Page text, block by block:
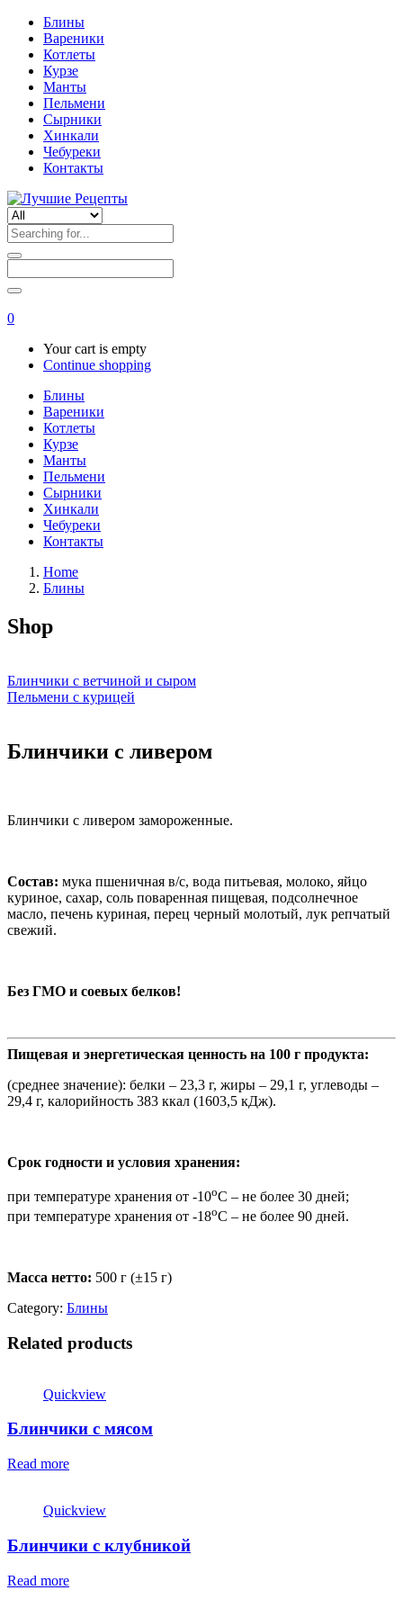
Блины
Вареники
Котлеты
Курзе
Манты
Пельмени
Сырники
Хинкали
Чебуреки
Контакты
0
Your cart is empty
Continue shopping
Блины
Вареники
Котлеты
Курзе
Манты
Пельмени
Сырники
Хинкали
Чебуреки
Контакты
Home
Блины
Shop
Блинчики с ветчиной и сыром
Пельмени с курицей
Блинчики с ливером
Блинчики с ливером замороженные.
Состав: мука пшеничная в/с, вода питьевая, молоко, яйцо
куриное, сахар, соль поваренная пищевая, подсолнечное
масло, печень куриная, перец черный молотый, лук репчатый
свежий.
Без ГМО и соевых белков!
Пищевая и энергетическая ценность на 100 г продукта:
(среднее значение): белки – 23,3 г, жиры – 29,1 г, углеводы –
29,4 г, калорийность 383 ккал (1603,5 кДж).
Срок годности и условия хранения:
при температуре хранения от -10оС – не более 30 дней;
при температуре хранения от -18оС – не более 90 дней.
Масса нетто: 500 г (±15 г)
Category: Блины
Related products
Quickview
Блинчики с мясом
Read more
Quickview
Блинчики с клубникой
Read more